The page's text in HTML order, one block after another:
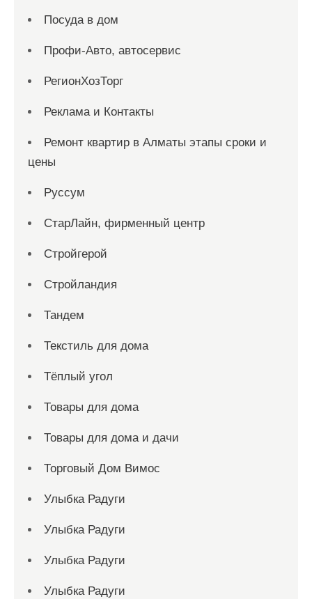
Посуда в дом
Профи-Авто, автосервис
РегионХозТорг
Реклама и Контакты
Ремонт квартир в Алматы этапы сроки и
цены
Руссум
СтарЛайн, фирменный центр
Стройгерой
Стройландия
Тандем
Текстиль для дома
Тёплый угол
Товары для дома
Товары для дома и дачи
Торговый Дом Вимос
Улыбка Радуги
Улыбка Радуги
Улыбка Радуги
Улыбка Радуги